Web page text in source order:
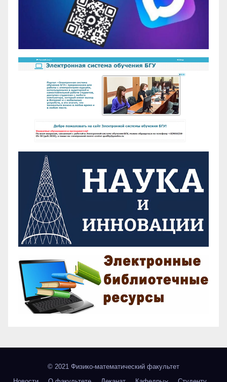
© 2021 Физико-математический факультет